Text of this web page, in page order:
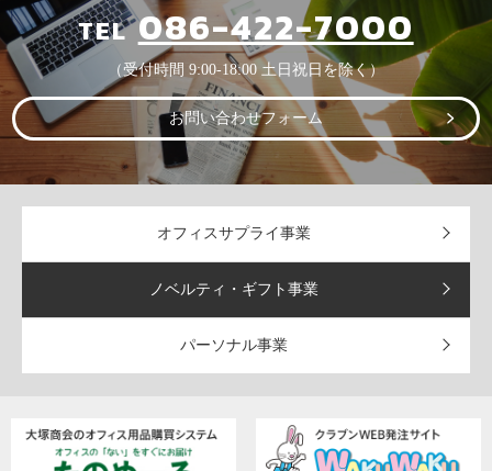
TEL086-422-7000
（受付時間 9:00-18:00 土日祝日を除く）
お問い合わせフォーム
オフィスサプライ事業
ノベルティ・ギフト事業
パーソナル事業